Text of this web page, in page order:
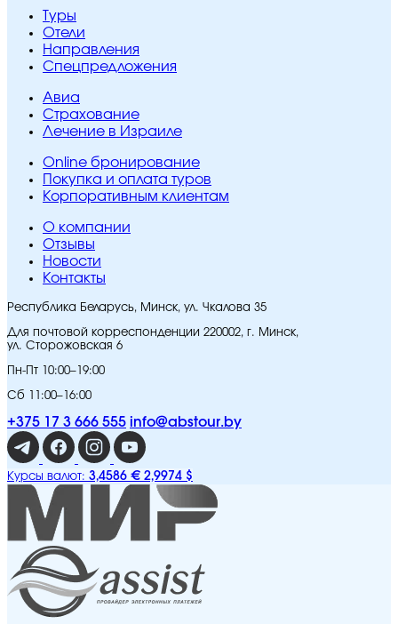
Туры
Отели
Направления
Спецпредложения
Авиа
Страхование
Лечение в Израиле
Online бронирование
Покупка и оплата туров
Корпоративным клиентам
O компании
Отзывы
Новости
Контакты
Республика Беларусь, Минск, ул. Чкалова 35
Для почтовой корреспонденции 220002, г. Минск,
ул. Сторожовская 6
Пн-Пт 10:00–19:00
Сб 11:00–16:00
+375 17 3 666 555 info@abstour.by
Курсы валют: 3,4586 € 2,9974 $